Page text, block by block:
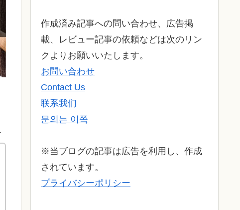
作成済み記事への問い合わせ、広告掲
載、レビュー記事の依頼などは次のリン
クよりお願いいたします。
お問い合わせ
Contact Us
联系我们
문의는 이쪽
※当ブログの記事は広告を利用し、作成
されています。
プライバシーポリシー